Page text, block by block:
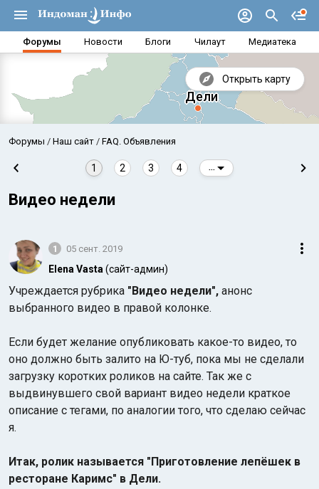
Форумы Новости Блоги Чилаут Медиатека
Открыть карту
Аравийское море
Форумы Наш сайт FAQ. Объявления
1 2 3 4
Видео недели
1 05 сент. 2019
Elena Vasta (сайт-админ)
Учреждается рубрика "Видео недели", анонс
выбранного видео в правой колонке.
Если будет желание опубликовать какое-то видео, то
оно должно быть залито на Ю-туб, пока мы не сделали
загрузку коротких роликов на сайте. Так же с
выдвинувшего свой вариант видео недели краткое
описание с тегами, по аналогии того, что сделаю сейчас
я.
Итак, ролик называется "Приготовление лепёшек в
ресторане Каримс" в Дели.